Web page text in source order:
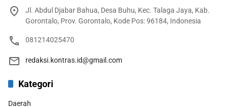
Jl. Abdul Djabar Bahua, Desa Buhu, Kec. Talaga Jaya, Kab.
Gorontalo, Prov. Gorontalo, Kode Pos: 96184, Indonesia
081214025470
redaksi.kontras.id@gmail.com
Kategori
Daerah